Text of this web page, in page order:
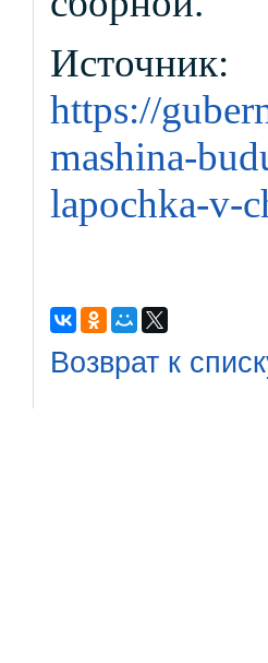
Источник:
https://
mashina-
lapochka-v-
Возврат к